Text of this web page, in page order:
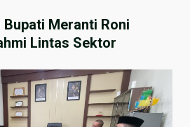
Meranti Roni
Lintas Sektor